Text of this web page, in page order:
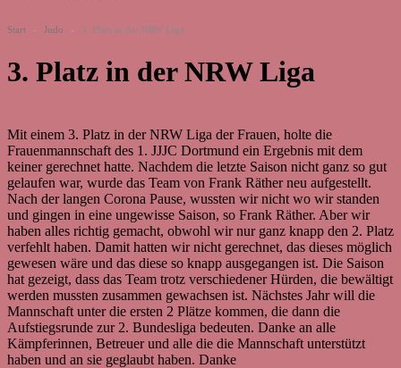
Start - Judo - 3. Platz in der NRW Liga
3. Platz in der NRW Liga
Mit einem 3. Platz in der NRW Liga der Frauen, holte die
Frauenmannschaft des 1. JJJC Dortmund ein Ergebnis mit dem
keiner gerechnet hatte. Nachdem die letzte Saison nicht ganz so gut
gelaufen war, wurde das Team von Frank Räther neu aufgestellt.
Nach der langen Corona Pause, wussten wir nicht wo wir standen
und gingen in eine ungewisse Saison, so Frank Räther. Aber wir
haben alles richtig gemacht, obwohl wir nur ganz knapp den 2. Platz
verfehlt haben. Damit hatten wir nicht gerechnet, das dieses möglich
gewesen wäre und das diese so knapp ausgegangen ist. Die Saison
hat gezeigt, dass das Team trotz verschiedener Hürden, die bewältigt
werden mussten zusammen gewachsen ist. Nächstes Jahr will die
Mannschaft unter die ersten 2 Plätze kommen, die dann die
Aufstiegsrunde zur 2. Bundesliga bedeuten. Danke an alle
Kämpferinnen, Betreuer und alle die die Mannschaft unterstützt
haben und an sie geglaubt haben. Danke